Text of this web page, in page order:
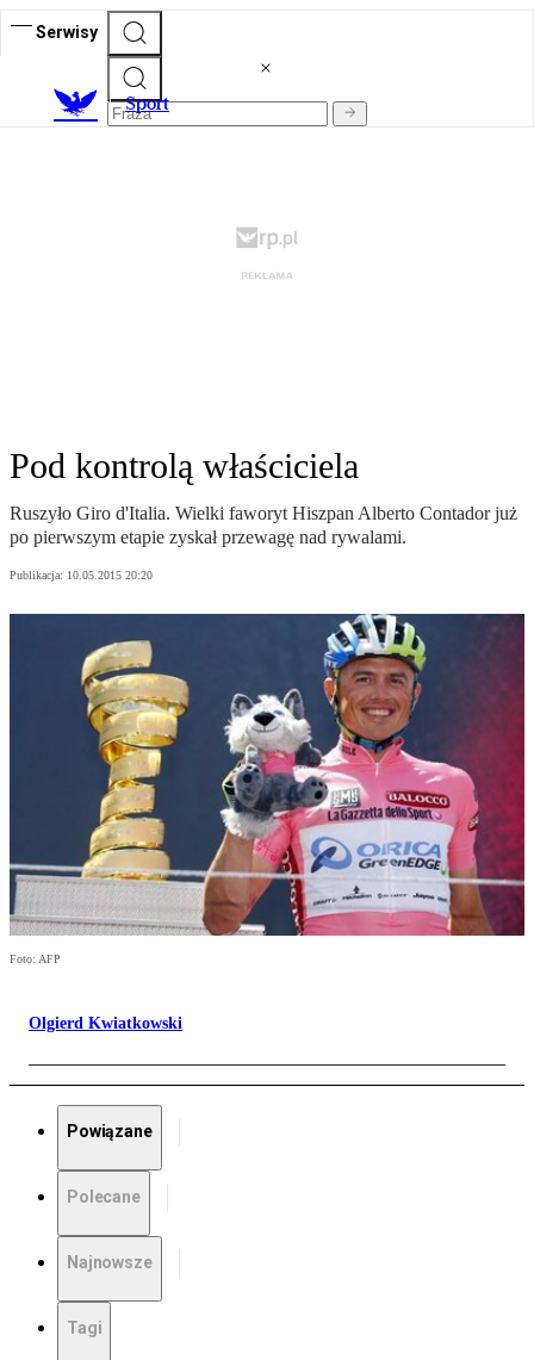
Serwisy
Sport
Pod kontrolą właściciela
Ruszyło Giro d'Italia. Wielki faworyt Hiszpan Alberto Contador już
po pierwszym etapie zyskał przewagę nad rywalami.
Publikacja: 10.05.2015 20:20
Foto: AFP
Olgierd Kwiatkowski
Powiązane
Polecane
Najnowsze
Tagi